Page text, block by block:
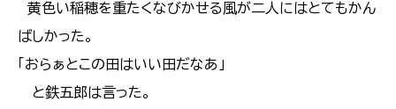
黄色い稲穂を重たくなびかせる風が二人にはとてもかん
ばしかった。
「おらぁとこの田はいい田だなあ」
と鉄五郎は言った。